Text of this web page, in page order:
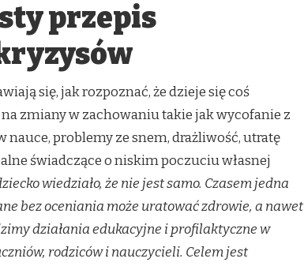
przepis
się, jak rozpoznać, że dzieje się coś
zmiany w zachowaniu takie jak wycofanie z
nauce, problemy ze snem, drażliwość, utratę
świadczące o niskim poczuciu własnej
wiedziało, że nie jest samo. Czasem jedna
bez oceniania może uratować zdrowie, a nawet
działania edukacyjne i profilaktyczne w
rodziców i nauczycieli. Celem jest